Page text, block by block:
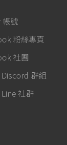
帳號
粉絲專頁
社團
群組
社群